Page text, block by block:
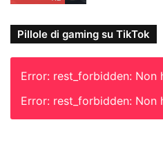
Pillole di gaming su TikTok
Error: rest_forbidden: Non
Error: rest_forbidden: Non